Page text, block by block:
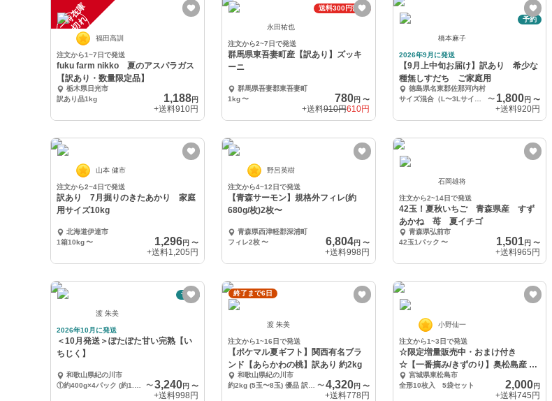
一
時
在
庫
切
れ
福田高訓
注文から1~7日で発送
fuku farm nikko 夏のアスパラガス
【訳あり・数量限定品】
栃木県日光市
訳あり品1kg
1,188円
+送料910円
送料300円割引
永田祐也
注文から2~7日で発送
群馬県東吾妻町産【訳あり】ズッキ
ーニ
群馬県吾妻郡東吾妻町
1kg 〜 780円 〜
+送料910円610円
予約
橋本麻子
2026年9月に発送
【9月上中旬お届け】訳あり 希少な
種無しすだち ご家庭用
徳島県名東郡佐那河内村
〜 1,800円〜
+送料920円
山本 健市
注文から2~4日で発送
訳あり 7月掘りのきたあかり 家庭
用サイズ10kg
北海道伊達市
1箱10kg〜 1,296円 〜
+送料1,205円
野呂英樹
注文から4~12日で発送
【青森サーモン】規格外フィレ(約
680g/枚)2枚〜
青森県西津軽郡深浦町
フィレ2枚 〜 6,804円 〜
+送料998円
石岡雄将
注文から2~14日で発送
42玉！夏秋いちご 青森県産 すず
あかね 苺 夏イチゴ
青森県弘前市
42玉1パック 〜 1,501円〜
+送料965円
予約
渡 朱美
2026年10月に発送
＜10月発送＞ぽたぽた甘い完熟【い
ちじく】
和歌山県紀の川市
〜 3,240円 〜
+送料998円
終了まで6日
渡 朱美
注文から1~16日で発送
【ポケマル夏ギフト】関西有名ブラ
ンド【あらかわの桃】訳あり 約2kg
和歌山県紀の川市
〜 4,320円 〜
+送料778円
小野仙一
注文から1~3日で発送
☆限定増量販売中・おまけ付き
☆【一番摘み/きずのり】奥松島産 焼
海苔10枚入5袋
宮城県東松島市
全形10枚入 5袋セット
2,000円
+送料745円